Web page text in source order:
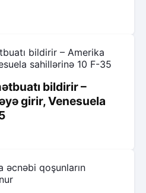
bildirir –
girir, Venesuela